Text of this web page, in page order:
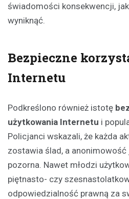
świadomości konsekwencji,
wyniknąć.
Bezpieczne
Internetu
Podkreślono również istotę
użytkowania Internetu i
Policjanci wskazali, że każda
zostawia ślad, a
pozorna. Nawet młodzi
piętnasto- czy
odpowiedzialność prawną za